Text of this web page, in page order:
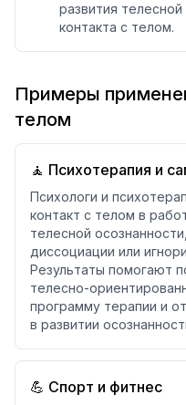
развития
контакта с телом.
Примеры
телом
🧘 Психотерапия и
Психологи и
контакт с телом в
телесной
диссоциации или
Результаты помогают
телесно-
программу терапии и
в развитии
💪 Спорт и фитнес